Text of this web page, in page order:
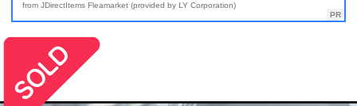
from JDirectItems Fleamarket (provided by LY Corporation)